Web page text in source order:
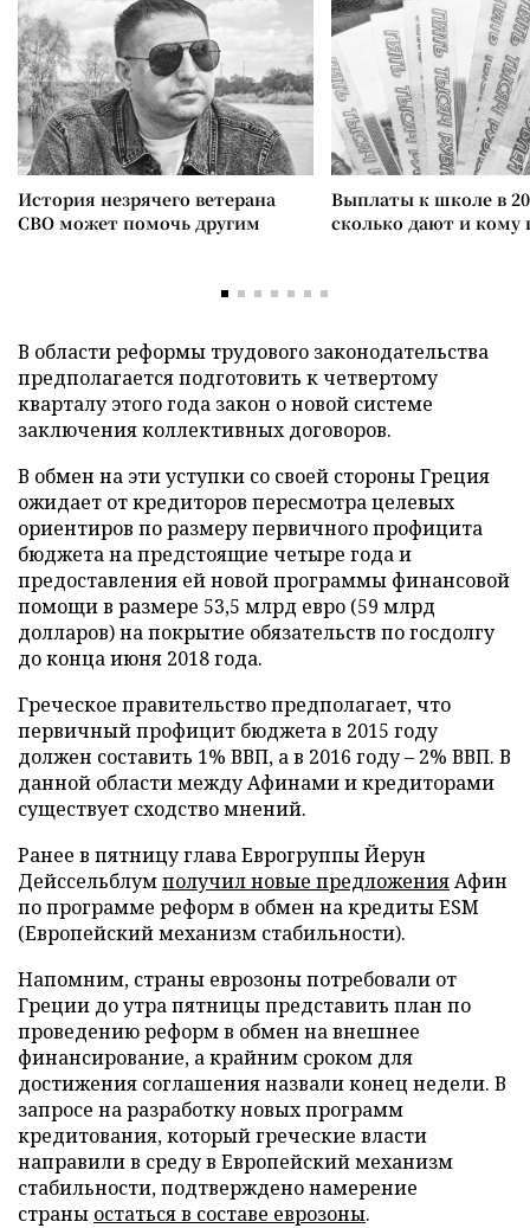
История незрячего ветерана
СВО может помочь другим
Выплаты к школе в
сколько дают и
В области реформы трудового законодательства
предполагается подготовить к четвертому
кварталу этого года закон о новой системе
заключения коллективных договоров.
В обмен на эти уступки со своей стороны Греция
ожидает от кредиторов пересмотра целевых
ориентиров по размеру первичного профицита
бюджета на предстоящие четыре года и
предоставления ей новой программы финансовой
помощи в размере 53,5 млрд евро (59 млрд
долларов) на покрытие обязательств по госдолгу
до конца июня 2018 года.
Греческое правительство предполагает, что
первичный профицит бюджета в 2015 году
должен составить 1% ВВП, а в 2016 году – 2% ВВП. В
данной области между Афинами и кредиторами
существует сходство мнений.
Ранее в пятницу глава Еврогруппы Йерун
Дейссельблумполучил новые предложенияАфин
по программе реформ в обмен на кредиты ESM
(Европейский механизм стабильности).
Напомним, страны еврозоны потребовали от
Греции до утра пятницы представить план по
проведению реформ в обмен на внешнее
финансирование, а крайним сроком для
достижения соглашения назвали конец недели. В
запросе на разработку новых программ
кредитования, который греческие власти
направили в среду в Европейский механизм
стабильности, подтверждено намерение
страны остаться в составе еврозоны.